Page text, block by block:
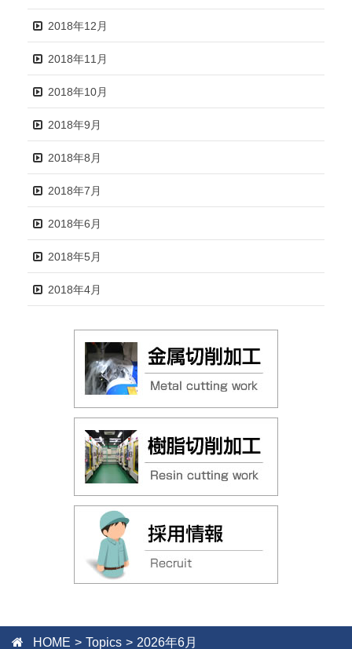
2018年12月
2018年11月
2018年10月
2018年9月
2018年8月
2018年7月
2018年6月
2018年5月
2018年4月
HOME Topics 2026年6月